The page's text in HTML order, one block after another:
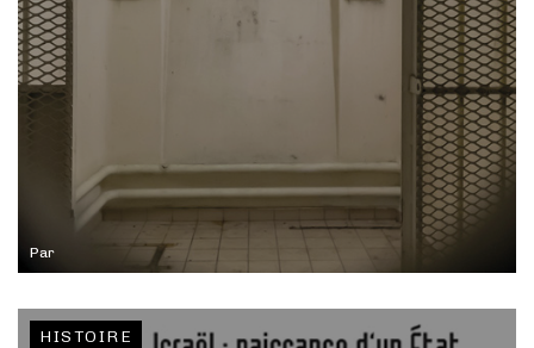
Par
HISTOIRE